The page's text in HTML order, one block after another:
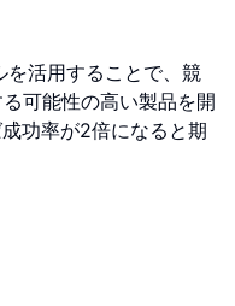
活用することで、競
可能性の高い製品を開
功率が2倍になると期